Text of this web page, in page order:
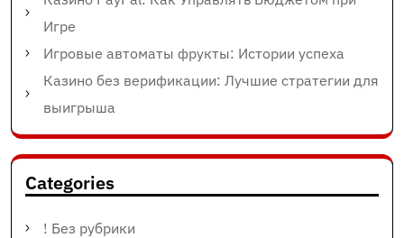
Игре
Игровые автоматы фрукты: Истории успеха
Казино без верификации: Лучшие стратегии для
выигрыша
Categories
! Без рубрики